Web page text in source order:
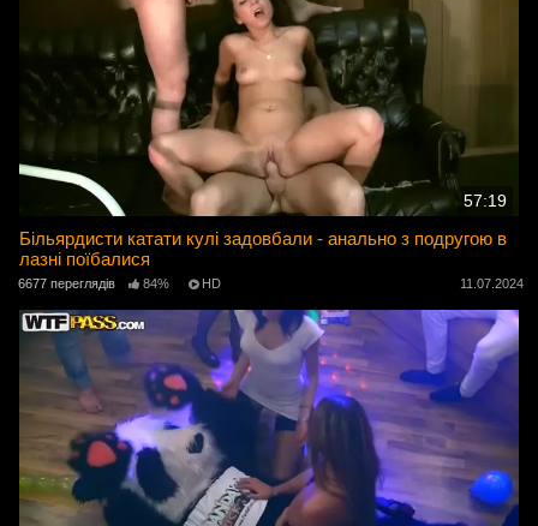
57:19
Більярдисти катати кулі задовбали - анально з подругою в
лазні поїбалися
6677 переглядів 84% HD 11.07.2024